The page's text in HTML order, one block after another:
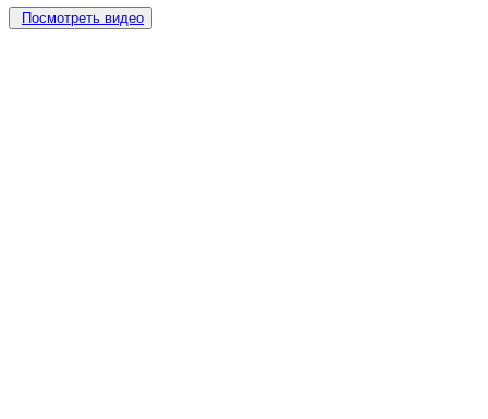
Посмотреть видео